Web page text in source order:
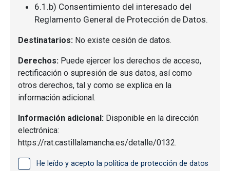
6.1.b) Consentimiento del interesado del
Reglamento General de Protección de Datos.
Destinatarios: No existe cesión de datos.
Derechos: Puede ejercer los derechos de acceso,
rectificación o supresión de sus datos, así como
otros derechos, tal y como se explica en la
información adicional.
Información adicional: Disponible en la dirección
electrónica:
https://rat.castillalamancha.es/detalle/0132.
He leído y acepto la política de protección de datos